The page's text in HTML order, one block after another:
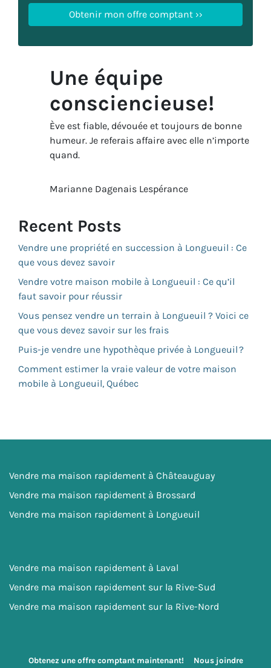
Une équipe
consciencieuse!
Ève est fiable, dévouée et toujours de bonne
humeur. Je referais affaire avec elle n’importe
quand.
Marianne Dagenais Lespérance
Recent Posts
Vendre une propriété en succession à Longueuil : Ce
que vous devez savoir
Vendre votre maison mobile à Longueuil : Ce qu’il
faut savoir pour réussir
Vous pensez vendre un terrain à Longueuil ? Voici ce
que vous devez savoir sur les frais
Puis-je vendre une hypothèque privée à Longueuil ?
Comment estimer la vraie valeur de votre maison
mobile à Longueuil, Québec
Vendre ma maison rapidement à Châteauguay
Vendre ma maison rapidement à Brossard
Vendre ma maison rapidement à Longueuil
Vendre ma maison rapidement à Laval
Vendre ma maison rapidement sur la Rive-Sud
Vendre ma maison rapidement sur la Rive-Nord
Obtenez une offre comptant maintenant! Nous joindre